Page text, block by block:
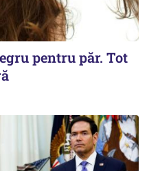
pentru păr. Tot